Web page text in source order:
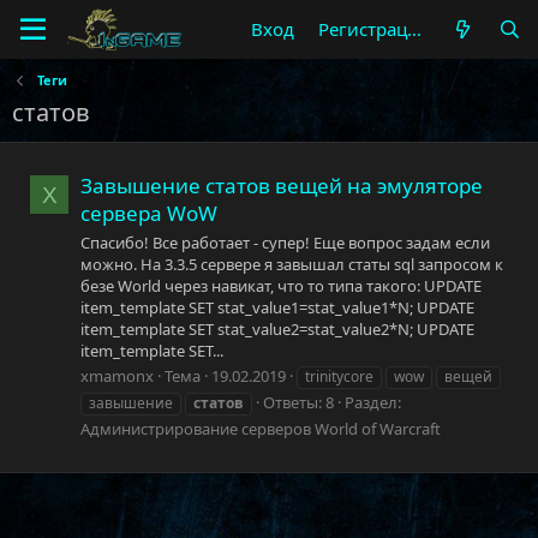
Вход Регистрация
Теги
статов
X
Завышение статов вещей на эмуляторе
сервера WoW
Спасибо! Все работает - супер! Еще вопрос задам если
можно. На 3.3.5 сервере я завышал статы sql запросом к
безе World через навикат, что то типа такого: UPDATE
item_template SET stat_value1=stat_value1*N; UPDATE
item_template SET stat_value2=stat_value2*N; UPDATE
item_template SET...
xmamonx Тема 19.02.2019 trinitycore wow
вещей
завышение
статов Ответы: 8 Раздел:
Администрирование серверов World of Warcraft